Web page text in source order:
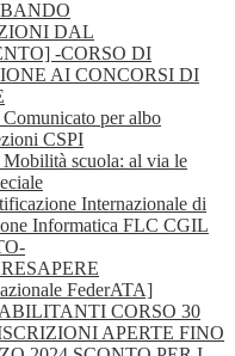
DAL
-CORSO DI
AI CONCORSI DI
per albo
CSPI
scuola: al via le
Internazionale di
Informatica FLC CGIL
FederATA]
CORSO 30
APERTE FINO